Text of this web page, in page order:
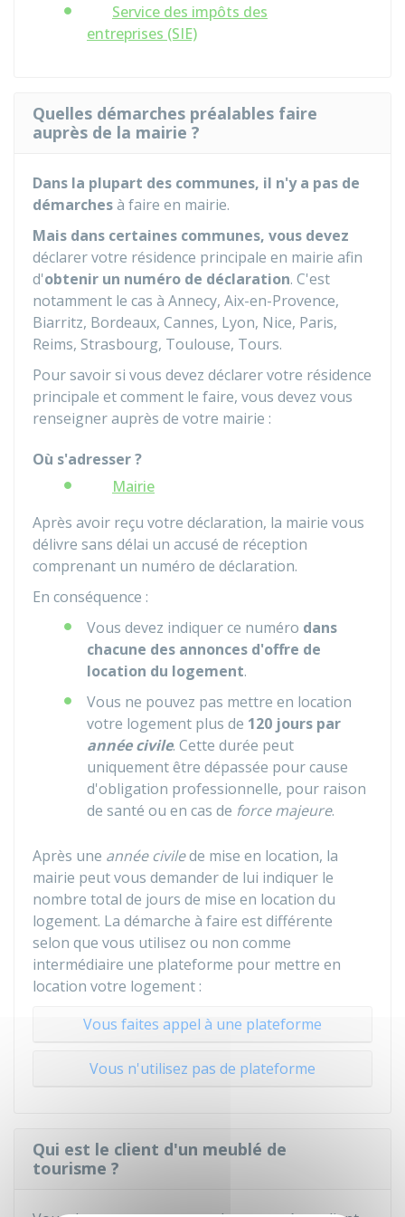
Service des impôts des
entreprises (SIE)
Quelles démarches préalables faire
auprès de la mairie ?
Dans la plupart des communes, il n'y a pas de
démarchesà faire en mairie.
Mais dans certaines communes, vous devez
déclarer votre résidence principale en mairie afin
d'obtenir un numéro de déclaration. C'est
notamment le cas à Annecy, Aix-en-Provence,
Biarritz, Bordeaux, Cannes, Lyon, Nice, Paris,
Reims, Strasbourg, Toulouse, Tours.
Pour savoir si vous devez déclarer votre résidence
principale et comment le faire, vous devez vous
renseigner auprès de votre mairie :
Où s'adresser ?
Mairie
Après avoir reçu votre déclaration, la mairie vous
délivre sans délai un accusé de réception
comprenant un numéro de déclaration.
En conséquence :
Vous devez indiquer ce numéro dans
chacune des annonces d'offre de
location du logement.
Vous ne pouvez pas mettre en location
votre logement plus de 120 jours par
année civile. Cette durée peut
uniquement être dépassée pour cause
d'obligation professionnelle, pour raison
de santé ou en cas de force majeure.
Après une année civilede mise en location, la
mairie peut vous demander de lui indiquer le
nombre total de jours de mise en location du
logement. La démarche à faire est différente
selon que vous utilisez ou non comme
intermédiaire une plateforme pour mettre en
location votre logement :
Vous faites appel à une plateforme
Vous n'utilisez pas de plateforme
Qui est le client d'un meublé de
tourisme ?